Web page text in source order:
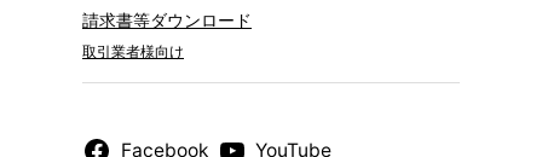
請求書等ダウンロード
取引業者様向け
Facebook
YouTube